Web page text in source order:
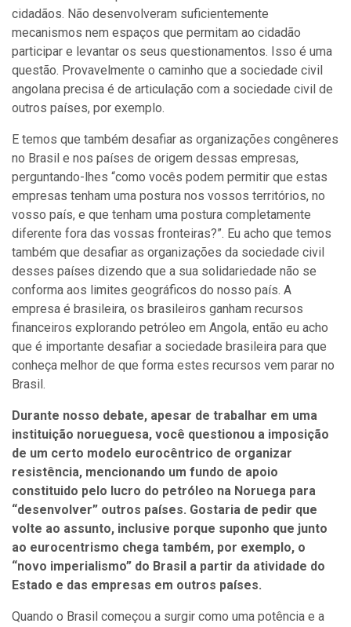
cidadãos. Não desenvolveram suficientemente
mecanismos nem espaços que permitam ao cidadão
participar e levantar os seus questionamentos. Isso é uma
questão. Provavelmente o caminho que a sociedade civil
angolana precisa é de articulação com a sociedade civil de
outros países, por exemplo.
E temos que também desafiar as organizações congêneres
no Brasil e nos países de origem dessas empresas,
perguntando-lhes “como vocês podem permitir que estas
empresas tenham uma postura nos vossos territórios, no
vosso país, e que tenham uma postura completamente
diferente fora das vossas fronteiras?”. Eu acho que temos
também que desafiar as organizações da sociedade civil
desses países dizendo que a sua solidariedade não se
conforma aos limites geográficos do nosso país. A
empresa é brasileira, os brasileiros ganham recursos
financeiros explorando petróleo em Angola, então eu acho
que é importante desafiar a sociedade brasileira para que
conheça melhor de que forma estes recursos vem parar no
Brasil.
Durante nosso debate, apesar de trabalhar em uma
instituição norueguesa, você questionou a imposição
de um certo modelo eurocêntrico de organizar
resistência, mencionando um fundo de apoio
constituido pelo lucro do petróleo na Noruega para
“desenvolver” outros países. Gostaria de pedir que
volte ao assunto, inclusive porque suponho que junto
ao eurocentrismo chega também, por exemplo, o
“novo imperialismo” do Brasil a partir da atividade do
Estado e das empresas em outros países.
Quando o Brasil começou a surgir como uma potência e a